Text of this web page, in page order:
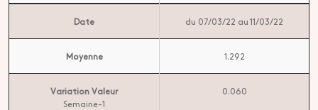
Date du 07/03/22 au 11/03/22
Moyenne 1.292
Variation Valeur
Semaine-1
0.060